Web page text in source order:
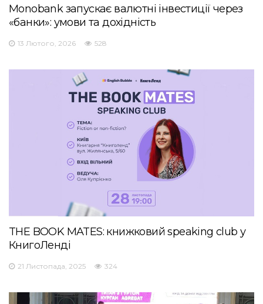
Monobank запускає валютні інвестиції через
«банки»: умови та дохідність
13 Лютого, 2026 528
THE BOOK MATES: книжковий speaking club у
КнигоЛенді
21 Листопада, 2025 324